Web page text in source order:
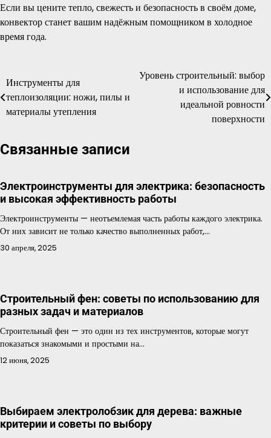
Если вы цените тепло, свежесть и безопасность в своём доме,
конвектор станет вашим надёжным помощником в холодное
время года.
Навигация
по
записям
Инструменты для
теплоизоляции: ножи, пилы и
материалы утепления
Уровень строительный: выбор
и использование для
идеальной ровности
поверхности
Связанные записи
Электроинструменты для электрика: безопасность
и высокая эффективность работы
Электроинструменты — неотъемлемая часть работы каждого электрика.
От них зависит не только качество выполненных работ,…
30 апреля, 2025
Строительный фен: советы по использованию для
разных задач и материалов
Строительный фен — это один из тех инструментов, которые могут
показаться знакомыми и простыми на…
12 июня, 2025
Выбираем электролобзик для дерева: важные
критерии и советы по выбору